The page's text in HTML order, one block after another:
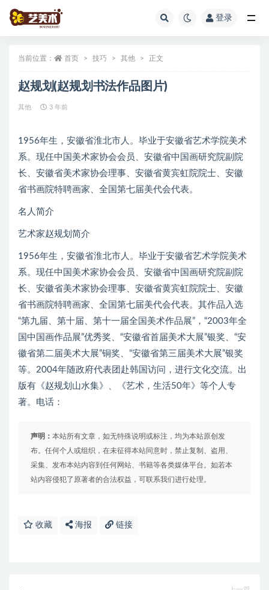
登录
当前位置： 首页 技巧 其他 正文
赵规划(赵规划书法作品图片)
其他 3 年前
1956年生，安徽省淮北市人。毕业于安徽省艺术学院美术
系。现任中国美术家协会会员、安徽省中国画研究院副院
长、安徽省美术家协会理事、安徽省黄宾虹院院士、安徽
省书画院特聘画家、全国第七届美代会代表。
名人简介
艺术家赵规划简介
1956年生，安徽省淮北市人。毕业于安徽省艺术学院美术
系。现任中国美术家协会会员、安徽省中国画研究院副院
长、安徽省美术家协会理事、安徽省黄宾虹院院士、安徽
省书画院特聘画家、全国第七届美代会代表。其作品入选
“第九届、第十届、第十一届全国美术作品展”，“2003年全
国中国画作品展”优秀奖、“安徽省首届美术大展”银奖、“安
徽省第二届美术大展”铜奖、“安徽省第三届美术大展”银奖
等。2004年随政府代表团赴韩国访问，进行文化交流。出
版有《赵规划山水集》、《艺术，生活50年》等个人专
著。电话：
声明： 本站所有文章，如无特殊说明或标注，均为本站原创发
布。任何个人或组织，在未征得本站同意时，禁止复制、盗用、
采集、发布本站内容到任何网站、书籍等各类媒体平台。如若本
站内容侵犯了原著者的合法权益，可联系我们进行处理。
收藏 海报 链接